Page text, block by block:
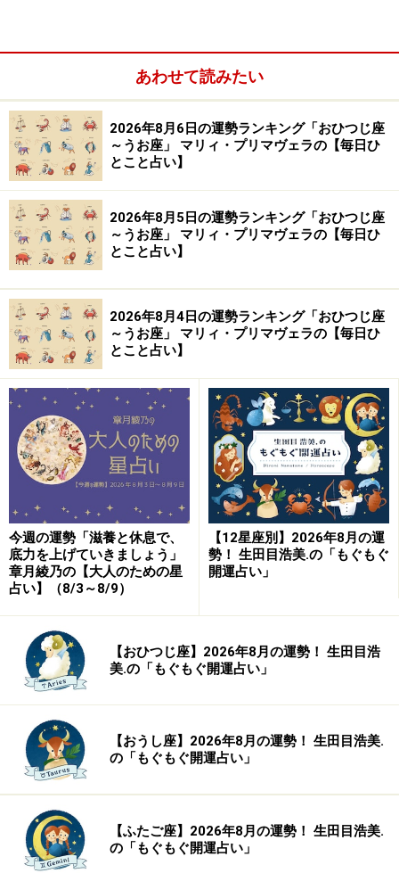
やぎ座（12月22日～1月19日生まれ）
みずがめ座（1月20日～2月18日生まれ）
うお座（2月19日～3月20日生まれ）
おひつじ座（3月21日～4月19日生まれ）
2024年3月10日の運勢「おひつじ座」
根拠のない焦りに襲われそう。年上の人に話して解決の
糸口を探ってみて。
＞【3月の運勢】はこちら
＞【2024年上半期の運勢】はこちら
おうし座（4月20日～5月20日生まれ）
2024年3月10日の運勢「おうし座」
好奇心が幸運のカギ。気になることはしつこいくらいに
質問してみよう。
＞【3月の運勢】はこちら
＞【2024年上半期の運勢】はこちら
ふたご座（5月21日～6月21日生まれ）
あわせて読みたい
2026年8月6日の運勢ランキング「おひつじ座
～うお座」 マリィ・プリマヴェラの【毎日ひ
とこと占い】
2026年8月5日の運勢ランキング「おひつじ座
～うお座」 マリィ・プリマヴェラの【毎日ひ
とこと占い】
2026年8月4日の運勢ランキング「おひつじ座
～うお座」 マリィ・プリマヴェラの【毎日ひ
とこと占い】
今週の運勢「滋養と休息で、
底力を上げていきましょう」
章月綾乃の【大人のための星
占い】（8/3～8/9）
【12星座別】2026年8月の運
勢！ 生田目浩美.の「もぐもぐ
開運占い」
【おひつじ座】2026年8月の運勢！ 生田目浩
美.の「もぐもぐ開運占い」
【おうし座】2026年8月の運勢！ 生田目浩美.
の「もぐもぐ開運占い」
【ふたご座】2026年8月の運勢！ 生田目浩美.
の「もぐもぐ開運占い」